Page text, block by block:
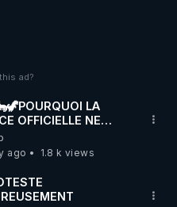
ad?
LA
OFFICIELLE NE
ELLE PAS LA VRAIE
DU PÉTROL -
Tr
ago
1.8 k views